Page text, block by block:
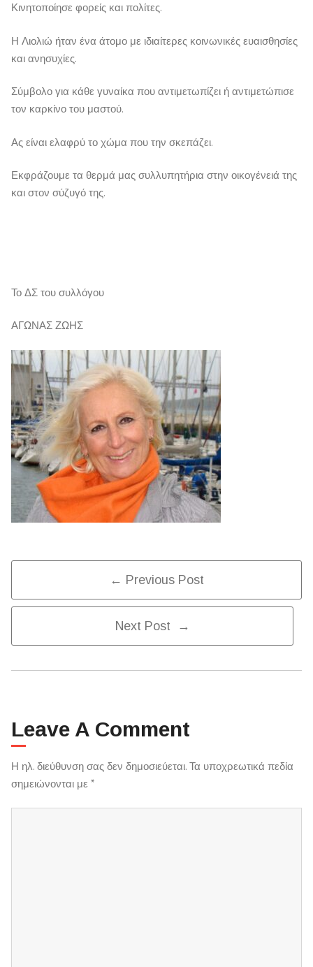
Κινητοποίησε φορείς και πολίτες.
Η Λιολιώ ήταν ένα άτομο με ιδιαίτερες κοινωνικές ευαισθησίες
και ανησυχίες.
Σύμβολο για κάθε γυναίκα που αντιμετωπίζει ή αντιμετώπισε
τον καρκίνο του μαστού.
Ας είναι ελαφρύ το χώμα που την σκεπάζει.
Εκφράζουμε τα θερμά μας συλλυπητήρια στην οικογένειά της
και στον σύζυγό της.
Το ΔΣ του συλλόγου
ΑΓΩΝΑΣ ΖΩΗΣ
Post
Navigation
← Previous Post
Next Post →
Leave A Comment
Η ηλ. διεύθυνση σας δεν δημοσιεύεται. Τα υποχρεωτικά πεδία
σημειώνονται με *